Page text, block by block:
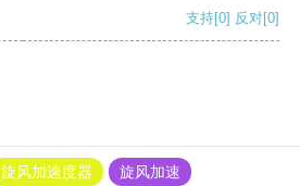
支持[0] 反对[0]
旋风加速度器
旋风加速